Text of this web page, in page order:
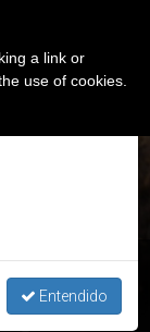
el
Entendido
a link or
use of cookies.